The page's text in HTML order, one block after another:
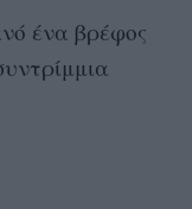
ένα βρέφος